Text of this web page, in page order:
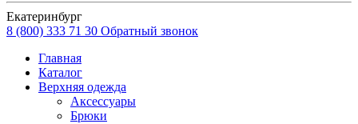
Екатеринбург
8 (800) 333 71 30 Обратный звонок
Главная
Каталог
Верхняя одежда
Аксессуары
Брюки